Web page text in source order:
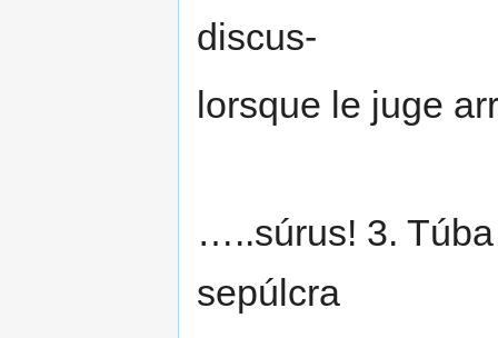
discus-
lorsque le juge
…..súrus! 3.
sepúlcra